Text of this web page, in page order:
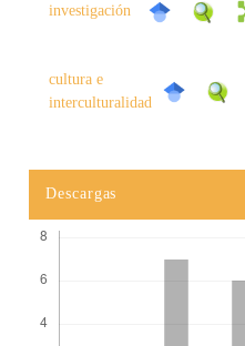
investigación
cultura e
interculturalidad
Descargas